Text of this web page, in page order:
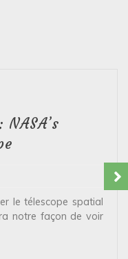
le télescope spatial
notre façon de voir